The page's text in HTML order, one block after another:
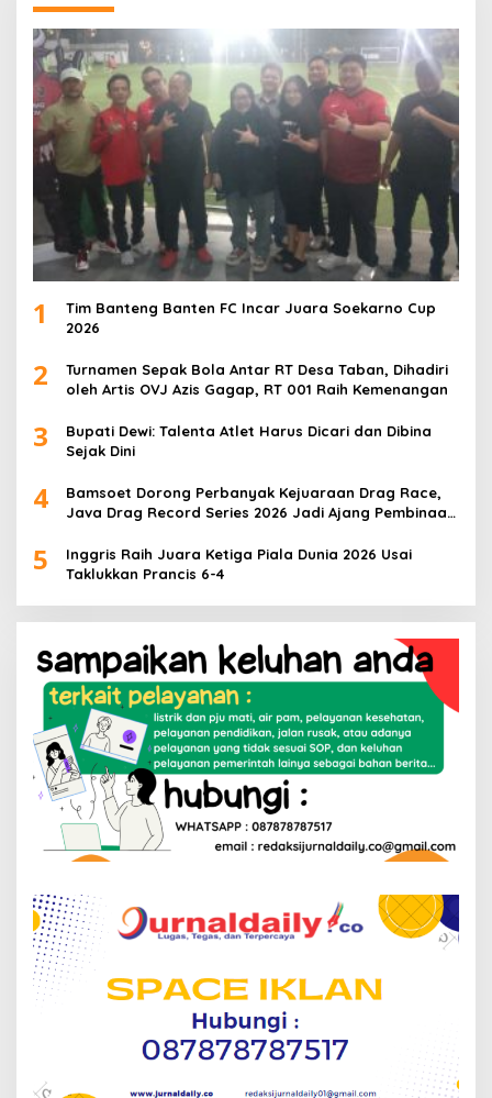
1
Tim Banteng Banten FC Incar Juara Soekarno Cup
2026
2
Turnamen Sepak Bola Antar RT Desa Taban, Dihadiri
oleh Artis OVJ Azis Gagap, RT 001 Raih Kemenangan
3
Bupati Dewi: Talenta Atlet Harus Dicari dan Dibina
Sejak Dini
4
Bamsoet Dorong Perbanyak Kejuaraan Drag Race,
Java Drag Record Series 2026 Jadi Ajang Pembinaan
5
Inggris Raih Juara Ketiga Piala Dunia 2026 Usai
Taklukkan Prancis 6-4